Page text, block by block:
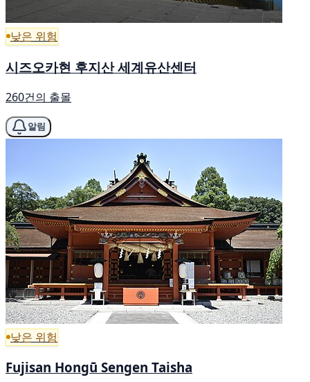
낮은 위험
시즈오카현 후지산 세계유산센터
260건의 출몰
알림
낮은 위험
Fujisan Hongū Sengen Taisha